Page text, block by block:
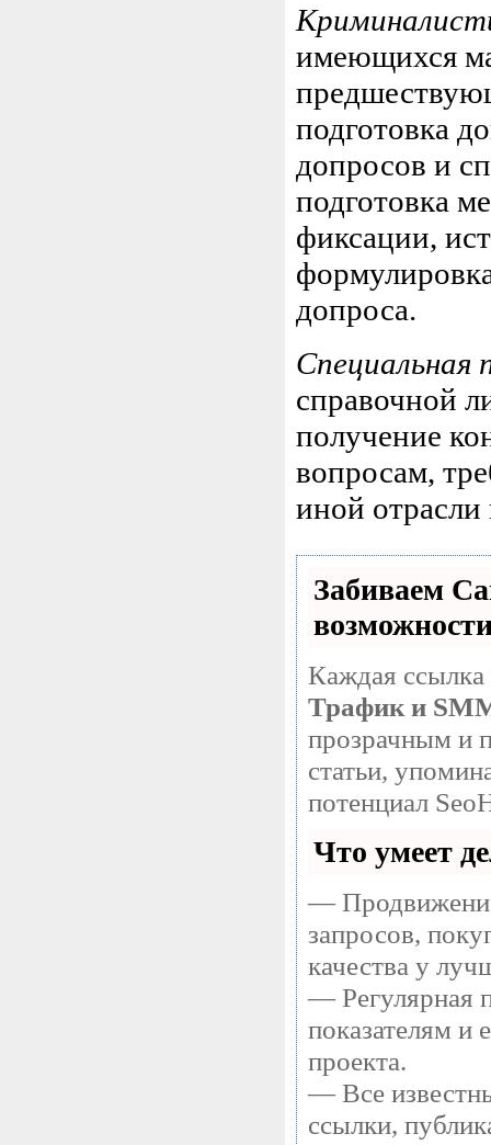
имеющихся
подготовка
допросов и
подготовка
фиксации,
допроса.
Специальная
справочной
получение
вопросам,
иной отрасли
Забиваем
Каждая ссылка
Трафик и
прозрачным и
статьи,
потенциал
Что умеет
—
запросов,
качества у
— Регулярная
показателям и
проекта.
— Все
ссылки,